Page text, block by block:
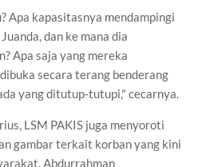
Apa kapasitasnya mendampingi
dan ke mana dia
Apa saja yang mereka
secara terang benderang
yang ditutup-tutupi," cecarnya.
LSM PAKIS juga menyoroti
gambar terkait korban yang kini
Abdurrahman